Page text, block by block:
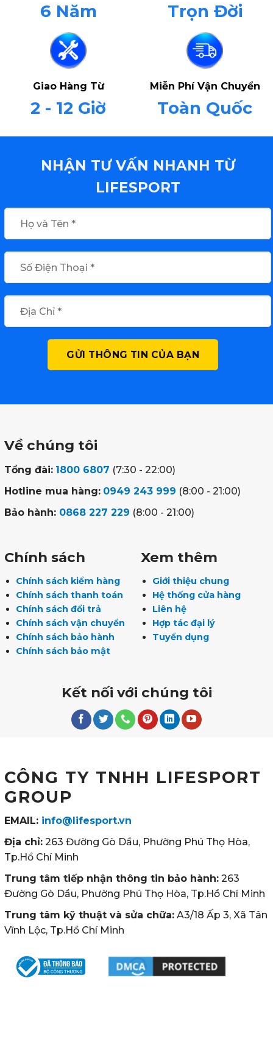
6 Năm Trọn Đời
Giao Hàng Từ
2 - 12 Giờ
Miễn Phí Vận Chuyển
Toàn Quốc
NHẬN TƯ VẤN NHANH TỪ
LIFESPORT
Về chúng tôi
Tổng đài: 1800 6807 (7:30 - 22:00)
Hotline mua hàng: 0949 243 999 (8:00 - 21:00)
Bảo hành: 0868 227 229 (8:00 - 21:00)
Chính sách
Chính sách kiểm hàng
Chính sách thanh toán
Chính sách đổi trả
Chính sách vận chuyển
Chính sách bảo hành
Chính sách bảo mật
Xem thêm
Giới thiệu chung
Hệ thống cửa hàng
Liên hệ
Hợp tác đại lý
Tuyển dụng
Kết nối với chúng tôi
CÔNG TY TNHH LIFESPORT
GROUP
EMAIL: info@lifesport.vn
Địa chỉ: 263 Đường Gò Dầu, Phường Phú Thọ Hòa,
Tp.Hồ Chí Minh
Trung tâm tiếp nhận thông tin bảo hành: 263
Đường Gò Dầu, Phường Phú Thọ Hòa, Tp.Hồ Chí Minh
Trung tâm kỹ thuật và sửa chữa: A3/18 Ấp 3, Xã Tân
Vĩnh Lộc, Tp.Hồ Chí Minh